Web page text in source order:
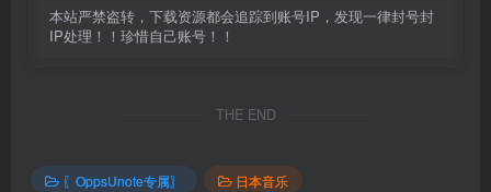
本站严禁盗转，下载资源都会追踪到账号IP，发现一律封号封
IP处理！！珍惜自己账号！！
THE END
〖OppsUnote专属〗 日本音乐